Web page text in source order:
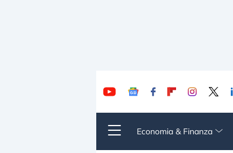
Economia & Finanza